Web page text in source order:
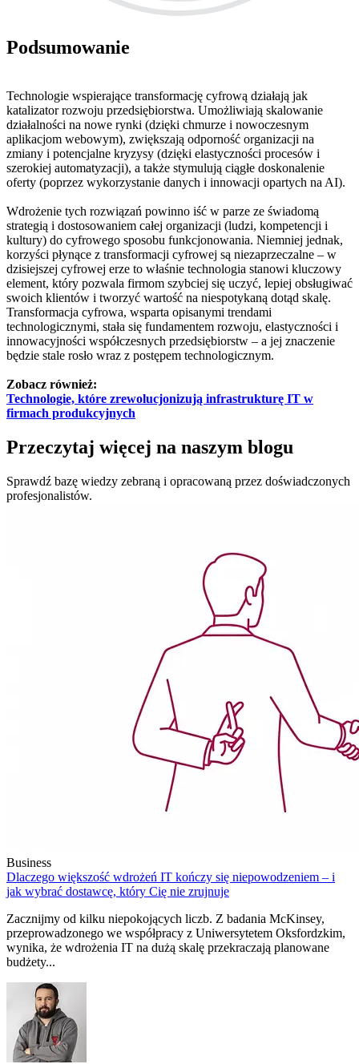
Podsumowanie
Technologie wspierające transformację cyfrową działają jak
katalizator rozwoju przedsiębiorstwa. Umożliwiają skalowanie
działalności na nowe rynki (dzięki chmurze i nowoczesnym
aplikacjom webowym), zwiększają odporność organizacji na
zmiany i potencjalne kryzysy (dzięki elastyczności procesów i
szerokiej automatyzacji), a także stymulują ciągłe doskonalenie
oferty (poprzez wykorzystanie danych i innowacji opartych na AI).
Wdrożenie tych rozwiązań powinno iść w parze ze świadomą
strategią i dostosowaniem całej organizacji (ludzi, kompetencji i
kultury) do cyfrowego sposobu funkcjonowania. Niemniej jednak,
korzyści płynące z transformacji cyfrowej są niezaprzeczalne – w
dzisiejszej cyfrowej erze to właśnie technologia stanowi kluczowy
element, który pozwala firmom szybciej się uczyć, lepiej obsługiwać
swoich klientów i tworzyć wartość na niespotykaną dotąd skalę.
Transformacja cyfrowa, wsparta opisanymi trendami
technologicznymi, stała się fundamentem rozwoju, elastyczności i
innowacyjności współczesnych przedsiębiorstw – a jej znaczenie
będzie stale rosło wraz z postępem technologicznym.
Zobacz również:
Technologie, które zrewolucjonizują infrastrukturę IT w
firmach produkcyjnych
Przeczytaj więcej na naszym blogu
Sprawdź bazę wiedzy zebraną i opracowaną przez doświadczonych
profesjonalistów.
Business
Dlaczego większość wdrożeń IT kończy się niepowodzeniem – i
jak wybrać dostawcę, który Cię nie zrujnuje
Zacznijmy od kilku niepokojących liczb. Z badania McKinsey,
przeprowadzonego we współpracy z Uniwersytetem Oksfordzkim,
wynika, że wdrożenia IT na dużą skalę przekraczają planowane
budżety...